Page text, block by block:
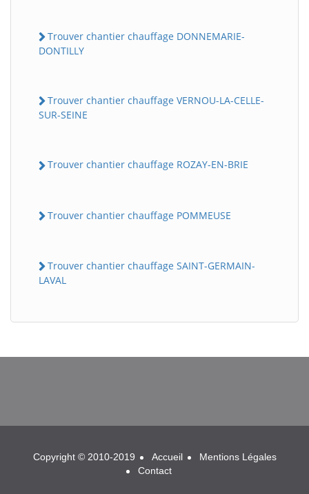
Trouver chantier chauffage DONNEMARIE-
DONTILLY
Trouver chantier chauffage VERNOU-LA-CELLE-
SUR-SEINE
Trouver chantier chauffage ROZAY-EN-BRIE
Trouver chantier chauffage POMMEUSE
Trouver chantier chauffage SAINT-GERMAIN-
LAVAL
BatiWebPro
Copyright © 2010-2019 Accueil
Mentions Légales
Contact